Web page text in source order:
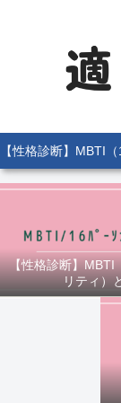
【性格診断】MBTI
リティ）